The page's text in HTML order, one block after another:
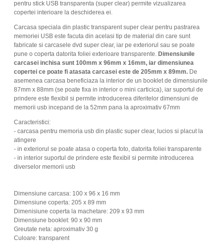
pentru stick USB transparenta (super clear) permite vizualizarea
copertei interioare la deschiderea ei.
Carcasa speciala din plastic transparent super clear pentru pastrarea
memoriei USB este facuta din acelasi tip de material din care sunt
fabricate si carcasele dvd super clear, iar pe exteriorul sau se poate
pune o coperta datorita foliei exterioare transparente. Dimensiunile
carcasei inchisa sunt 100mm x 96mm x 16mm, iar dimensiunea
copertei ce poate fi atasata carcasei este de 205mm x 89mm. De
asemenea carcasa beneficiaza la interior de un booklet de dimensiunile
87mm x 88mm (se poate fixa in interior o mini carticica), iar suportul de
prindere este flexibil si permite introducerea diferitelor dimensiuni de
memorii usb incepand de la 52mm pana la aproximativ 67mm
Caracteristici:
- carcasa pentru memoria usb din plastic super clear, lucios si placut la
atingere
- in exteriorul se poate atasa o coperta foto, datorita foliei transparente
- in interior suportul de prindere este flexibil si permite introducerea
diverselor memorii usb
Dimensiune carcasa: 100 x 96 x 16 mm
Dimensiune coperta: 205 x 89 mm
Dimenisiune coperta la machetare: 209 x 93 mm
Dimensiune booklet: 90 x 90 mm
Greutate neta: aproximativ 30 g
Culoare: transparent